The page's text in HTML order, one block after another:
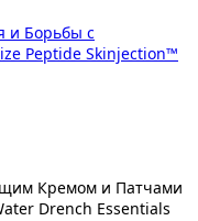
и Борьбы с
Peptide Skinjection™
Кремом и Патчами
Drench Essentials